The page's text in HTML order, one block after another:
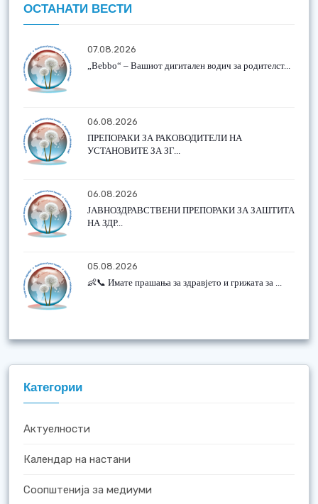
ОСТАНАТИ ВЕСТИ
07.08.2026
„Bebbo“ – Вашиот дигитален водич за родителст...
06.08.2026
ПРЕПОРАКИ ЗА РАКОВОДИТЕЛИ НА
УСТАНОВИТЕ ЗА ЗГ...
06.08.2026
ЈАВНОЗДРАВСТВЕНИ ПРЕПОРАКИ ЗА ЗАШТИТА
НА ЗДР...
05.08.2026
👶📞 Имате прашања за здравјето и грижата за ...
Категории
Актуелности
Календар на настани
Соопштенија за медиуми